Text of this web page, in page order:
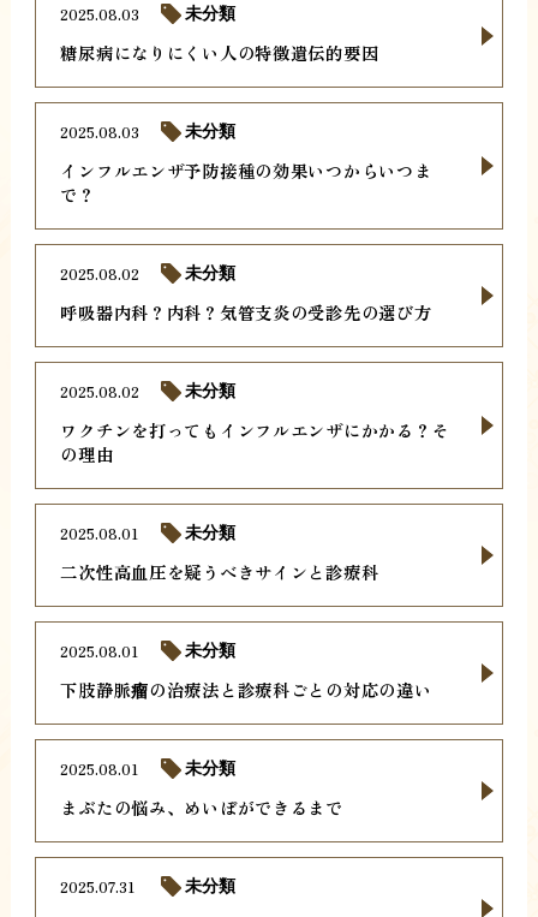
糖尿病になりにくい人の特徴遺伝的要因
2025.08.03 未分類
インフルエンザ予防接種の効果いつからいつま
で？
2025.08.03 未分類
呼吸器内科？内科？気管支炎の受診先の選び方
2025.08.02 未分類
ワクチンを打ってもインフルエンザにかかる？そ
の理由
2025.08.02 未分類
二次性高血圧を疑うべきサインと診療科
2025.08.01 未分類
下肢静脈瘤の治療法と診療科ごとの対応の違い
2025.08.01 未分類
まぶたの悩み、めいぼができるまで
2025.08.01 未分類
2025.07.31 未分類